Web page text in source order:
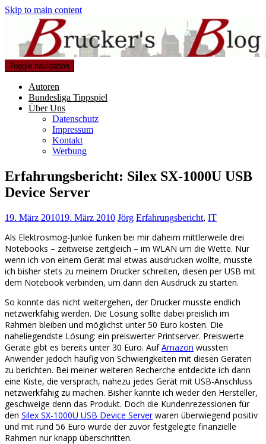
Skip to main content
Toggle navigation
Autoren
Bundesliga Tippspiel
Über Uns
Datenschutz
Impressum
Kontakt
Werbung
Erfahrungsbericht: Silex SX-1000U USB
Device Server
19. März 201019. März 2010 Jörg Erfahrungsbericht, IT
Als Elektrosmog-Junkie funken bei mir daheim mittlerweile drei
Notebooks – zeitweise zeitgleich – im WLAN um die Wette. Nur
wenn ich von einem Gerät mal etwas ausdrucken wollte, musste
ich bisher stets zu meinem Drucker schreiten, diesen per USB mit
dem Notebook verbinden, um dann den Ausdruck zu starten.
So konnte das nicht weitergehen, der Drucker musste endlich
netzwerkfähig werden. Die Lösung sollte dabei preislich im
Rahmen bleiben und möglichst unter 50 Euro kosten. Die
naheliegendste Lösung: ein preiswerter Printserver. Preiswerte
Geräte gibt es bereits unter 30 Euro. AufAmazon wussten
Anwender jedoch häufig von Schwierigkeiten mit diesen Geräten
zu berichten. Bei meiner weiteren Recherche entdeckte ich dann
eine Kiste, die versprach, nahezu jedes Gerät mit USB-Anschluss
netzwerkfähig zu machen. Bisher kannte ich weder den Hersteller,
geschweige denn das Produkt. Doch die Kundenrezessionen für
den Silex SX-1000U USB Device Serverwaren überwiegend positiv
und mit rund 56 Euro wurde der zuvor festgelegte finanzielle
Rahmen nur knapp überschritten.